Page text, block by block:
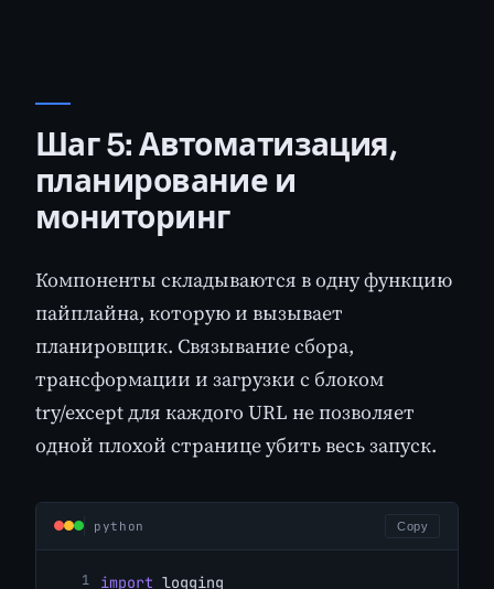
Шаг 5: Автоматизация,
планирование и
мониторинг
Компоненты складываются в одну функцию
пайплайна, которую и вызывает
планировщик. Связывание сбора,
трансформации и загрузки с блоком
try/except для каждого URL не позволяет
одной плохой странице убить весь запуск.
python Copy
import logging